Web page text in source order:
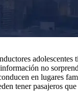
no
en lugares
tener pasajeros